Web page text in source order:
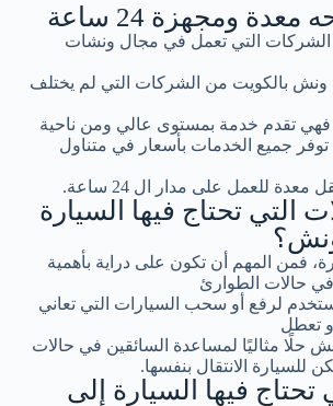
ومجهزة 24 ساعة
الشركات التي تعمل في مجال ونشات
بالكويت من الشركات التي لم يختلف
فهي تقدم خدمة بمستوى عالي ومن ناحية
توفر جميع الخدمات بأسعار في متناول
للعمل على مدار ال 24 ساعة.
التي تحتاج فيها السيارة
فمن المهم أن تكون على دراية بأهمية
حالات الطوارئ
لرفع أو سحب السيارات التي تعاني
تعطل
حلًا مثاليًا لمساعدة السائقين في حالات
للسيارة الانتقال بنفسها.
تحتاج فيها السيارة إلى